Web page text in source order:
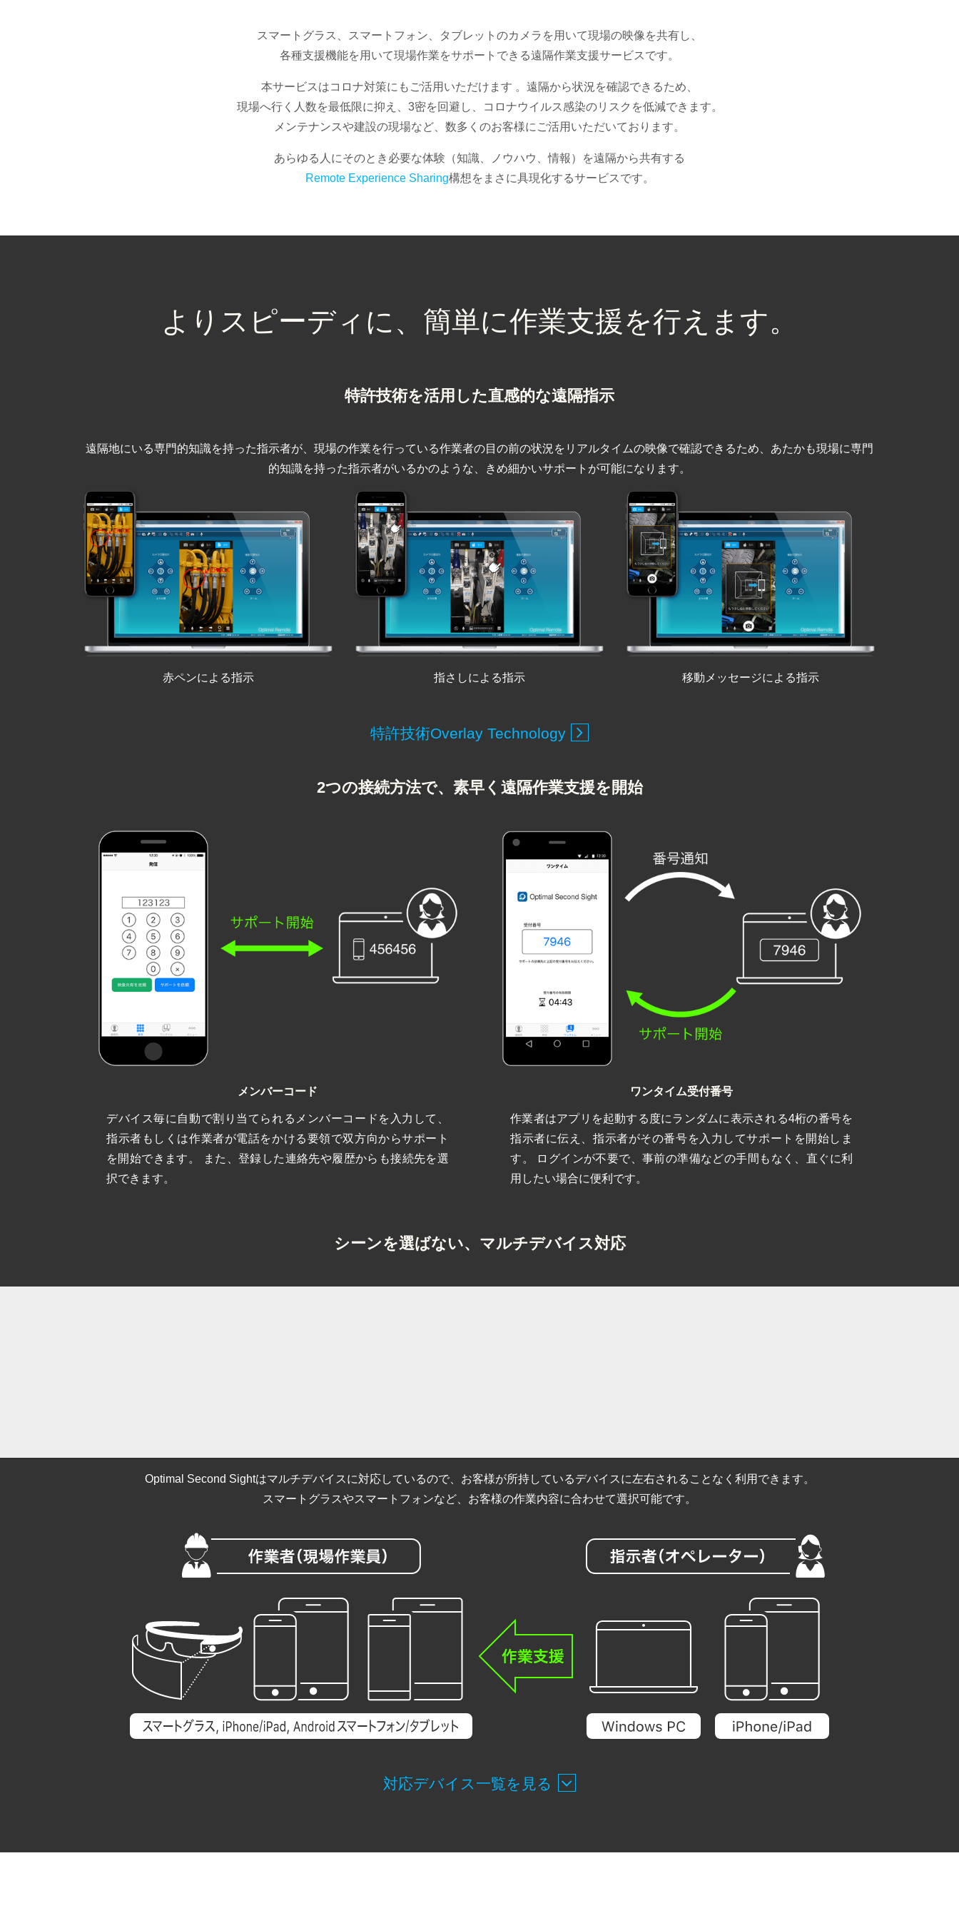
スマートグラス、スマートフォン、タブレットのカメラを用いて現場の映像を共有し、
各種支援機能を用いて現場作業をサポートできる遠隔作業支援サービスです。
本サービスはコロナ対策にもご活用いただけます 。遠隔から状況を確認できるため、
現場へ行く人数を最低限に抑え、3密を回避し、コロナウイルス感染のリスクを低減できます。
メンテナンスや建設の現場など、数多くのお客様にご活用いただいております。
あらゆる人にそのとき必要な体験（知識、ノウハウ、情報）を遠隔から共有する
Remote Experience Sharing構想をまさに具現化するサービスです。
よりスピーディに、 簡単に作業支援を行えます。
特許技術を活用した直感的な遠隔指示
遠隔地にいる専門的知識を持った指示者が、現場の作業を行っている作業者の目の前の状況をリアルタイムの映像で確認できるため、あたかも現場に専門
的知識を持った指示者がいるかのような、きめ細かいサポートが可能になります。
赤ペンによる指示 指さしによる指示 移動メッセージによる指示
特許技術Overlay Technology
2つの接続方法で、 素早く遠隔作業支援を開始
メンバーコード
デバイス毎に自動で割り当てられるメンバーコードを入力して、
指示者もしくは作業者が電話をかける要領で双方向からサポート
を開始できます。 また、登録した連絡先や履歴からも接続先を選
択できます。
ワンタイム受付番号
作業者はアプリを起動する度にランダムに表示される4桁の番号を
指示者に伝え、指示者がその番号を入力してサポートを開始しま
す。 ログインが不要で、事前の準備などの手間もなく、直ぐに利
用したい場合に便利です。
シーンを選ばない、 マルチデバイス対応
Optimal Second Sightはマルチデバイスに対応しているので、お客様が所持しているデバイスに左右されることなく利用できます。
スマートグラスやスマートフォンなど、お客様の作業内容に合わせて選択可能です。
対応デバイス一覧を見る